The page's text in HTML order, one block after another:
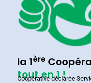
la 1ère
tout en 1 !
Coopérative déclarée